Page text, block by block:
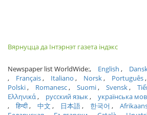
Вярнуцца да Інтэрнэт газета індэкс
Newspaper list WorldWide: English
Français
Italiano Norsk Português
Polski
Romanesc Suomi Svensk
Ελληνικά
русский язык українська
हिन्दी
中文 日本語 한국어